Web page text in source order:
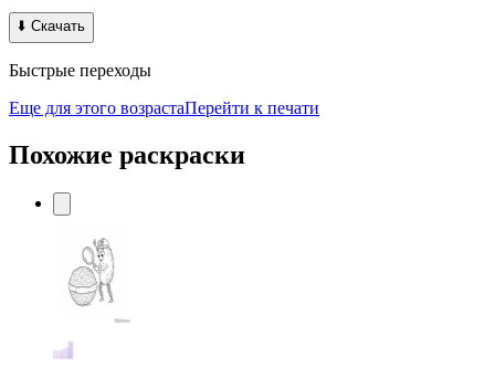
⬇️ Скачать
Быстрые переходы
Еще для этого возрастаПерейти к печати
Похожие раскраски